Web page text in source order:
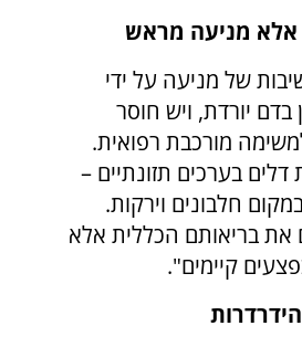
אלא מניעה מראש
של מניעה על ידי
יורדת, ויש חוסר
מורכבת רפואית.
דלים בערכים תזונתיים –
חלבונים וירקות.
את בריאותם הכללית אלא
קיימים".